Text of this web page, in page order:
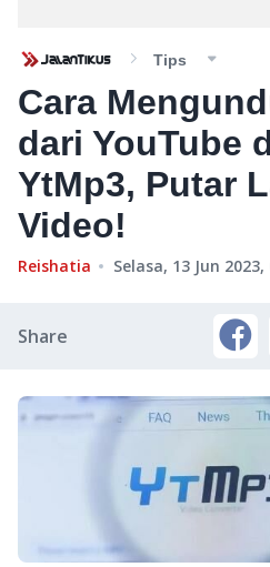
Tips
Cara
dari YouTube
YtMp3, Putar
Video!
Reishatia Selasa, 13 Jun 2023,
Share